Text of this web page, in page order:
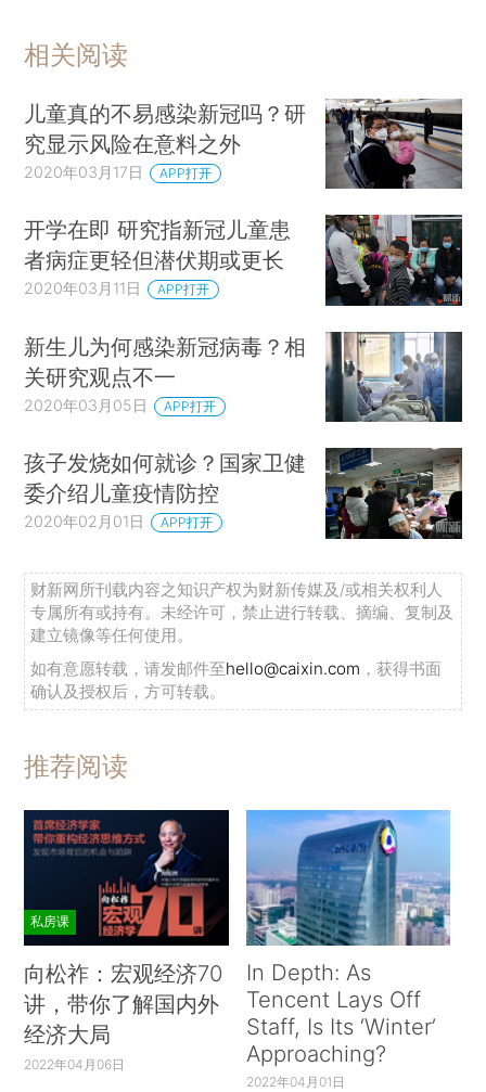
相关阅读
儿童真的不易感染新冠吗？研
究显示风险在意料之外
2020年03月17日 APP打开
开学在即 研究指新冠儿童患
者病症更轻但潜伏期或更长
2020年03月11日 APP打开
新生儿为何感染新冠病毒？相
关研究观点不一
2020年03月05日 APP打开
孩子发烧如何就诊？国家卫健
委介绍儿童疫情防控
2020年02月01日 APP打开
财新网所刊载内容之知识产权为财新传媒及/或相关权利人
专属所有或持有。未经许可，禁止进行转载、摘编、复制及
建立镜像等任何使用。
如有意愿转载，请发邮件至hello@caixin.com ，获得书面
确认及授权后，方可转载。
推荐阅读
私房课
向松祚：宏观经济70
讲，带你了解国内外
经济大局
2022年04月06日
In Depth: As
Tencent Lays Off
Staff, Is Its ‘Winter’
Approaching?
2022年04月01日